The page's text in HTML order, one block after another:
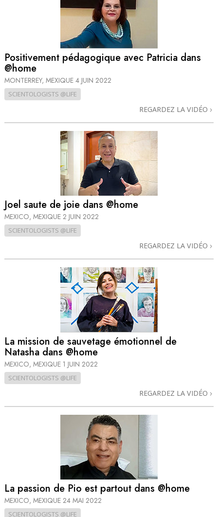
Positivement pédagogique avec Patricia dans
@home
MONTERREY, MEXIQUE 4 JUIN 2022
SCIENTOLOGISTS @LIFE
REGARDEZ LA VIDÉO
Joel saute de joie dans @home
MEXICO, MEXIQUE 2 JUIN 2022
SCIENTOLOGISTS @LIFE
REGARDEZ LA VIDÉO
La mission de sauvetage émotionnel de
Natasha dans @home
MEXICO, MEXIQUE 1 JUIN 2022
SCIENTOLOGISTS @LIFE
REGARDEZ LA VIDÉO
La passion de Pio est partout dans @home
MEXICO, MEXIQUE 24 MAI 2022
SCIENTOLOGISTS @LIFE